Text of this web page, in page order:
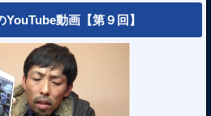
動画【第９回】